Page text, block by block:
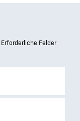
Erforderliche Felder